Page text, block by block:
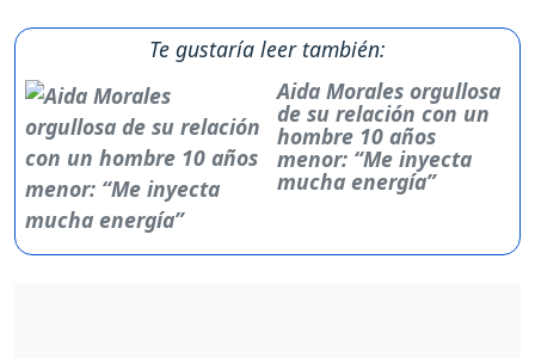
Te gustaría leer también:
Aida Morales orgullosa
de su relación con un
hombre 10 años
menor: “Me inyecta
mucha energía”